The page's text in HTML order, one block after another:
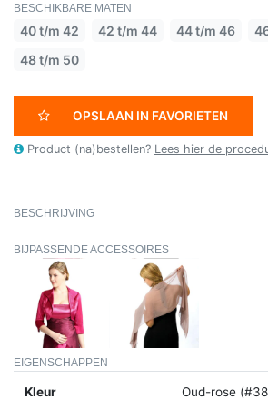
BESCHIKBARE MATEN
40 t/m 42 42 t/m 44 44 t/m 46
48 t/m 50
OPSLAAN IN FAVORIETEN
Product (na)bestellen? Lees hier de
BESCHRIJVING
BIJPASSENDE ACCESSOIRES
EIGENSCHAPPEN
Kleur Oud-rose